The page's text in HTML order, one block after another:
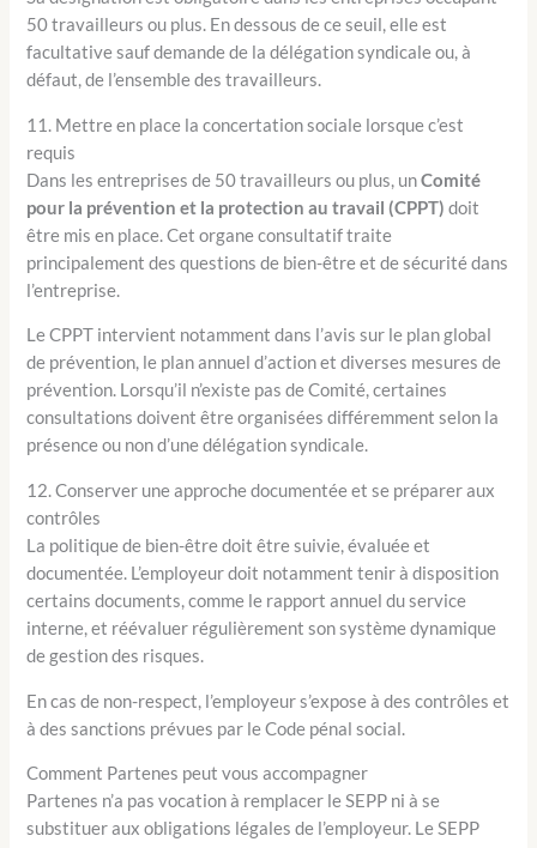
50 travailleurs ou plus. En dessous de ce seuil, elle est
facultative sauf demande de la délégation syndicale ou, à
défaut, de l’ensemble des travailleurs.
11. Mettre en place la concertation sociale lorsque c’est
requis
Dans les entreprises de 50 travailleurs ou plus, unComité
pour la prévention et la protection au travail (CPPT)doit
être mis en place. Cet organe consultatif traite
principalement des questions de bien-être et de sécurité dans
l’entreprise.
Le CPPT intervient notamment dans l’avis sur le plan global
de prévention, le plan annuel d’action et diverses mesures de
prévention. Lorsqu’il n’existe pas de Comité, certaines
consultations doivent être organisées différemment selon la
présence ou non d’une délégation syndicale.
12. Conserver une approche documentée et se préparer aux
contrôles
La politique de bien-être doit être suivie, évaluée et
documentée. L’employeur doit notamment tenir à disposition
certains documents, comme le rapport annuel du service
interne, et réévaluer régulièrement son système dynamique
de gestion des risques.
En cas de non-respect, l’employeur s’expose à des contrôles et
à des sanctions prévues par le Code pénal social.
Comment Partenes peut vous accompagner
Partenes n’a pas vocation à remplacer le SEPP ni à se
substituer aux obligations légales de l’employeur. Le SEPP